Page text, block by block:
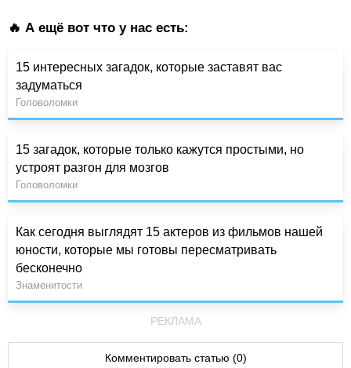
🔥 А ещё вот что у нас есть:
15 интересных загадок, которые заставят вас
задуматься
Головоломки
15 загадок, которые только кажутся простыми, но
устроят разгон для мозгов
Головоломки
Как сегодня выглядят 15 актеров из фильмов нашей
юности, которые мы готовы пересматривать
бесконечно
Знаменитости
РЕКЛАМА
Комментировать статью (0)